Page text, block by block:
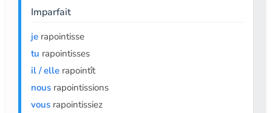
Imparfait
je rapointisse
tu rapointisses
il / elle rapointît
nous rapointissions
vous rapointissiez